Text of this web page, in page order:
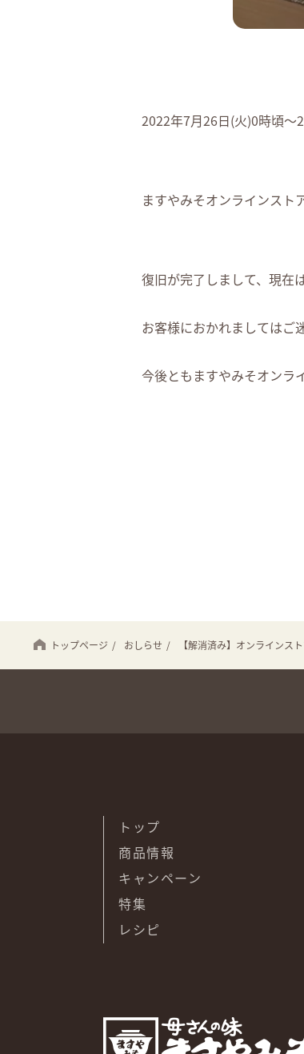
2022年7月26日(火)0時頃～
ますやみそオンラインス
復旧が完了しまして、現在
お客様におかれましてはご
今後ともますやみそオンラ
トップページ / おしらせ / 【解消済み】オンラインス
トップ
商品情報
キャンペーン
特集
レシピ